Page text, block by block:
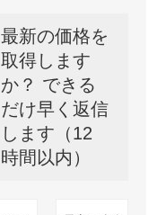
最新の価格を
取得します
か？ できる
だけ早く返信
します（12
時間以内）